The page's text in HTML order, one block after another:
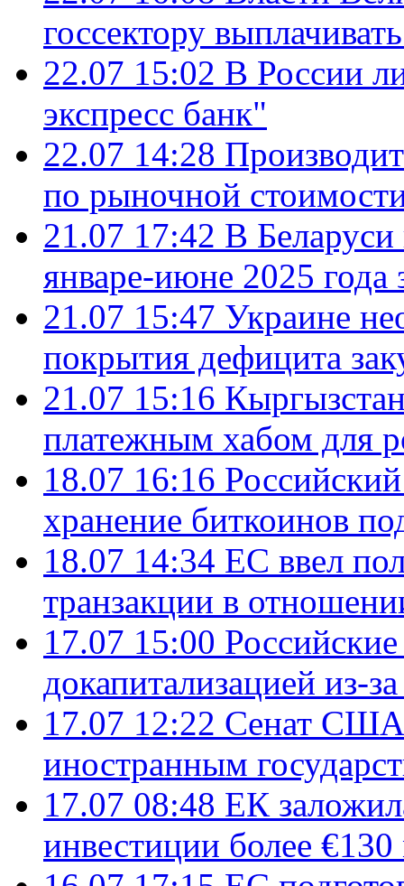
госсектору
22.07 15:02 В России
экспресс банк"
22.07 14:28
по рыночной
21.07 17:42 В Беларуси
январе-июне 2025 года
21.07 15:47 Украине
покрытия дефицита
21.07 15:16
платежным хабом для
18.07 16:16
хранение биткоинов
18.07 14:34 ЕС ввел
транзакции в
17.07 15:00
докапитализацией из-
17.07 12:22 Сенат США
иностранным
17.07 08:48 ЕК
инвестиции более